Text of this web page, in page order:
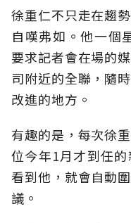
徐重仁不只走在趨
自嘆弗如。他一個
要求記者會在場的
司附近的全聯，隨
改進的地方。
有趣的是，每次徐
位今年1月才到任
看到他，就會自動
議。